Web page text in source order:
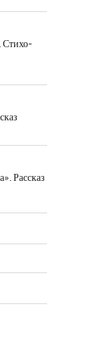
Стихо-
Рассказ